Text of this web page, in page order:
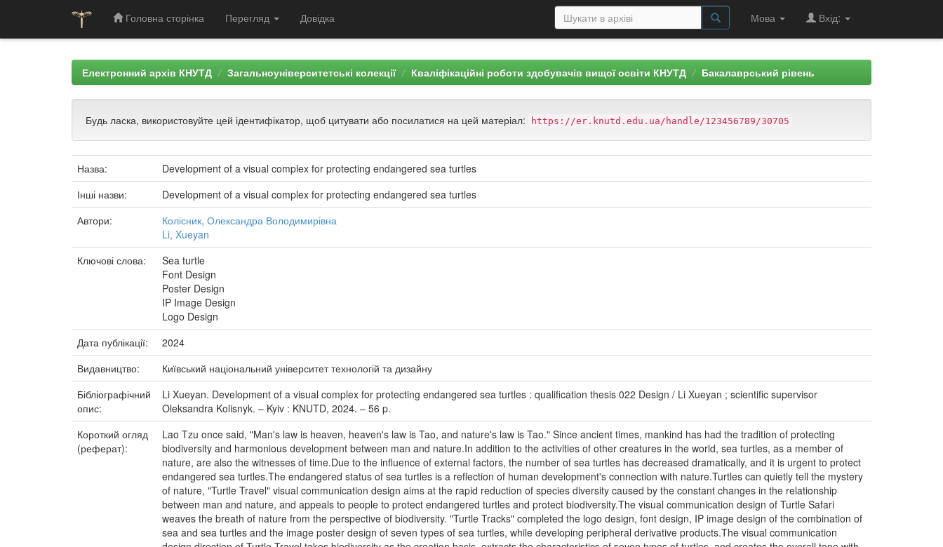
Головна сторінка Перегляд Довідка Мова Вхід:
Електронний архів КНУТД Загальноуніверситетські колекції Кваліфікаційні роботи здобувачів вищої освіти КНУТД Бакалаврський рівень
Будь ласка, використовуйте цей ідентифікатор, щоб цитувати або посилатися на цей матеріал: https://er.knutd.edu.ua/handle/123456789/30705
Назва:
Development of a visual complex for protecting endangered sea turtles
Інші назви:
Development of a visual complex for protecting endangered sea turtles
Автори:
Колісник, Олександра Володимирівна
Li, Xueyan
Ключові слова:
Sea turtle
Font Design
Poster Design
IP Image Design
Logo Design
Дата публікації:
2024
Видавництво:
Київський національний університет технологій та дизайну
Бібліографічний
опис:
Li Xueyan. Development of a visual complex for protecting endangered sea turtles : qualification thesis 022 Design / Li Xueyan ; scientific supervisor
Oleksandra Kolisnyk. – Kyiv : KNUTD, 2024. – 56 p.
Короткий огляд
(реферат):
Lao Tzu once said, "Man's law is heaven, heaven's law is Tao, and nature's law is Tao." Since ancient times, mankind has had the tradition of protecting
biodiversity and harmonious development between man and nature.In addition to the activities of other creatures in the world, sea turtles, as a member of
nature, are also the witnesses of time.Due to the influence of external factors, the number of sea turtles has decreased dramatically, and it is urgent to protect
endangered sea turtles.The endangered status of sea turtles is a reflection of human development's connection with nature.Turtles can quietly tell the mystery
of nature, "Turtle Travel" visual communication design aims at the rapid reduction of species diversity caused by the constant changes in the relationship
between man and nature, and appeals to people to protect endangered turtles and protect biodiversity.The visual communication design of Turtle Safari
weaves the breath of nature from the perspective of biodiversity. "Turtle Tracks" completed the logo design, font design, IP image design of the combination of
sea and sea turtles and the image poster design of seven types of sea turtles, while developing peripheral derivative products.The visual communication